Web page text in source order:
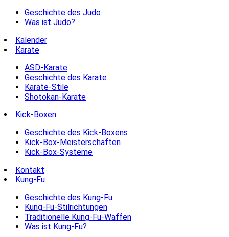
Geschichte des Judo
Was ist Judo?
Kalender
Karate
ASD-Karate
Geschichte des Karate
Karate-Stile
Shotokan-Karate
Kick-Boxen
Geschichte des Kick-Boxens
Kick-Box-Meisterschaften
Kick-Box-Systeme
Kontakt
Kung-Fu
Geschichte des Kung-Fu
Kung-Fu-Stilrichtungen
Traditionelle Kung-Fu-Waffen
Was ist Kung-Fu?